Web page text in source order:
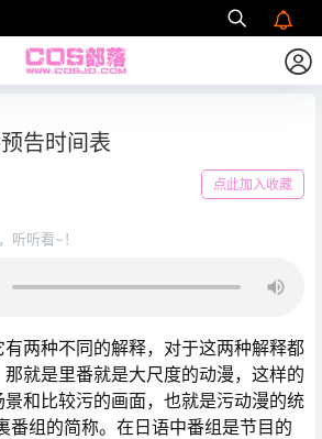
告时间表
点此加入收藏
听听看~！
两种不同的解释，对于这两种解释都
就是里番就是大尺度的动漫，这样的
和比较污的画面，也就是污动漫的统
番组的简称。在日语中番组是节目的